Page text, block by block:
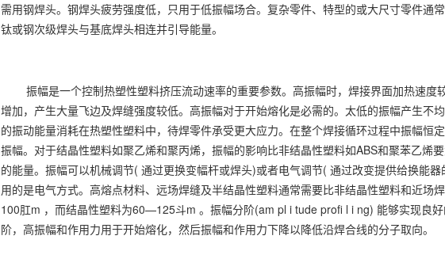
需用钢焊头。钢焊头疲劳强度低，只用于低振幅场合。复杂零件、特型的或大尺寸零件通
钛或钢次级焊头与基底焊头相连并引导能量。
振幅是一个控制热塑性塑料挤压流动速率的重要参数。高振幅时，焊接界面加热速度
增加，产生大量飞边及焊缝强度较低。高振幅对于开始熔化是必需的。太低的振幅产生不
的振动能量消耗在热塑性塑料中，待焊零件承受更大应力。在整个焊接循环过程中振幅恒
振幅。对于结晶性塑料如聚乙烯和聚丙烯，振幅的影响比非结晶性塑料如ABS和聚苯乙烯
的能量。振幅可以机械调节( 通过更换变幅杆或焊头)或者电气调节( 通过改变提供给换能
用的是电气方式。高熔点材料、远场焊缝及半结晶性塑料通常需要比非结晶性塑料和近
100肛m ，而结晶性塑料为60—125斗m 。振幅分阶(am pl i tude profi l i ng) 能够实现良
阶，高振幅和作用力用于开始熔化，然后振幅和作用力下降以降低沿焊合线的分子取向。